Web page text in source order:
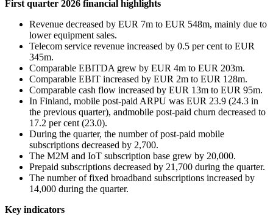
First quarter 2026 financial highlights
Revenue decreased by EUR 7m to EUR 548m, mainly due to
lower equipment sales.
Telecom service revenue increased by 0.5 per cent to EUR
345m.
Comparable EBITDA grew by EUR 4m to EUR 203m.
Comparable EBIT increased by EUR 2m to EUR 128m.
Comparable cash flow increased by EUR 13m to EUR 95m.
In Finland, mobile post-paid ARPU was EUR 23.9 (24.3 in
the previous quarter), andmobile post-paid churn decreased to
17.2 per cent (23.0).
During the quarter, the number of post-paid mobile
subscriptions decreased by 2,700.
The M2M and IoT subscription base grew by 20,000.
Prepaid subscriptions decreased by 21,700 during the quarter.
The number of fixed broadband subscriptions increased by
14,000 during the quarter.
Key indicators